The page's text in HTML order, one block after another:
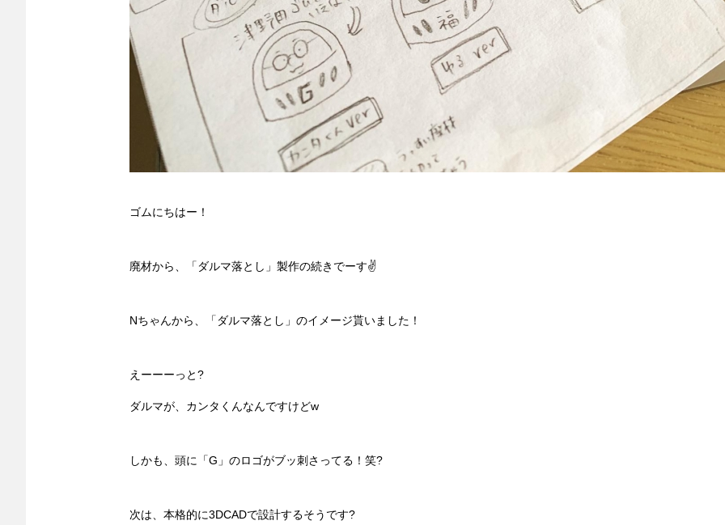
ゴムにちはー！
廃材から、「ダルマ落とし」製作の続きでーす✌️
Nちゃんから、「ダルマ落とし」のイメージ貰いました！
えーーーっと?
ダルマが、カンタくんなんですけどw
しかも、頭に「G」のロゴがブッ刺さってる！笑?
次は、本格的に3DCADで設計するそうです?